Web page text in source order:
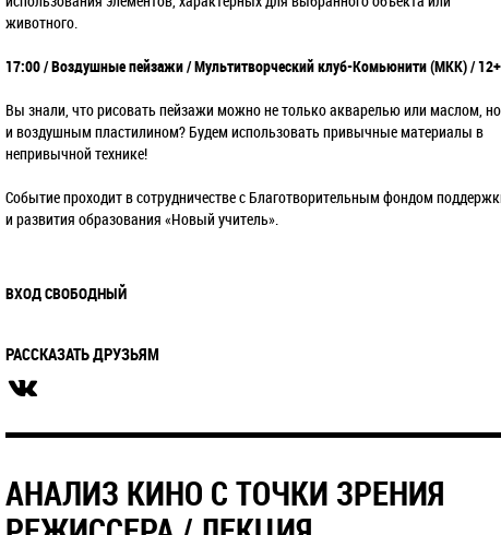
животного.
17:00 / Воздушные пейзажи / Мультитворческий клуб-Комьюнити (МКК) / 12+
Вы знали, что рисовать пейзажи можно не только акварелью или маслом, но
и воздушным пластилином? Будем использовать привычные материалы в
непривычной технике!
Событие проходит в сотрудничестве с Благотворительным фондом
и развития образования «Новый учитель».
ВХОД СВОБОДНЫЙ
РАССКАЗАТЬ ДРУЗЬЯМ
АНАЛИЗ КИНО С ТОЧКИ ЗРЕНИЯ